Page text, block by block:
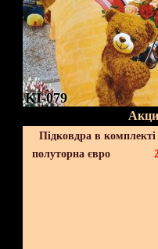
KI-079
Підковдра в
полуторна євро